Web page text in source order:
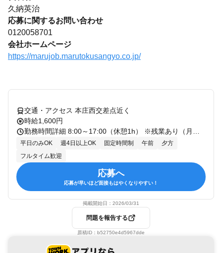
久納英治
応募に関するお問い合わせ
0120058701
会社ホームページ
https://marujob.marutokusangyo.co.jp/
交通・アクセス 本庄西交差点近く
時給1,600円
平日のみOK 週4日以上OK 固定時間制 午前
夕方
フルタイム歓迎
応募へ
応募が早いほど面接もはやくなりやすい！
掲載開始日： 2026/03/31
問題を報告する
原稿ID： b52750e4d5967dde